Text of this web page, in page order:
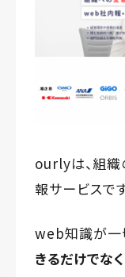
ourlyは、組
報サービスです
web知識が一
きるだけでなく